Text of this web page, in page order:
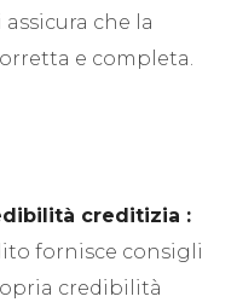
che la
e completa.
creditizia :
fornisce consigli
credibilità